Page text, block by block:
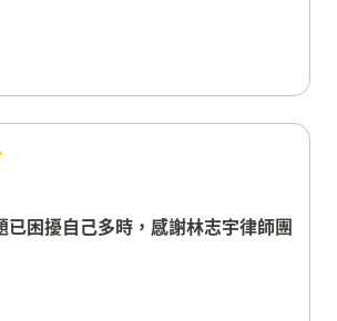
已困擾自己多時，感謝林志宇律師團